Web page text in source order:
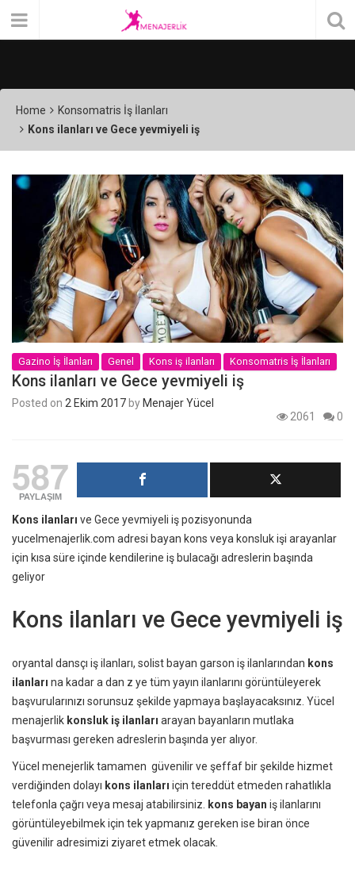
Home
Konsomatris İş İlanları
Kons ilanları ve Gece yevmiyeli iş
Gazino İş İlanları Genel Kons iş ilanları Konsomatris İş İlanları
Kons ilanları ve Gece yevmiyeli iş
Posted on 2 Ekim 2017 by Menajer Yücel
2061
0
587
PAYLAŞIM
Kons ilanları ve Gece yevmiyeli iş pozisyonunda
yucelmenajerlik.com adresi bayan kons veya konsluk işi arayanlar
için kısa süre içinde kendilerine iş bulacağı adreslerin başında
geliyor
Kons ilanları ve Gece yevmiyeli iş
oryantal dansçı iş ilanları, solist bayan garson iş ilanlarından kons
ilanları na kadar a dan z ye tüm yayın ilanlarını görüntüleyerek
başvurularınızı sorunsuz şekilde yapmaya başlayacaksınız. Yücel
menajerlik konsluk iş ilanları arayan bayanların mutlaka
başvurması gereken adreslerin başında yer alıyor.
Yücel menejerlik tamamen güvenilir ve şeffaf bir şekilde hizmet
verdiğinden dolayı kons ilanları için tereddüt etmeden rahatlıkla
telefonla çağrı veya mesaj atabilirsiniz.
kons bayan iş ilanlarını
görüntüleyebilmek için tek yapmanız gereken ise biran önce
güvenilir adresimizi ziyaret etmek olacak.